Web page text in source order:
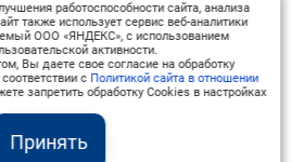
Принять
работоспособности сайта, анализа
также использует сервис веб-аналитики
ООО «ЯНДЕКС», с использованием
активности.
Вы даете свое согласие на обработку
с Политикой сайта в отношении
запретить обработку Cookies в настройках